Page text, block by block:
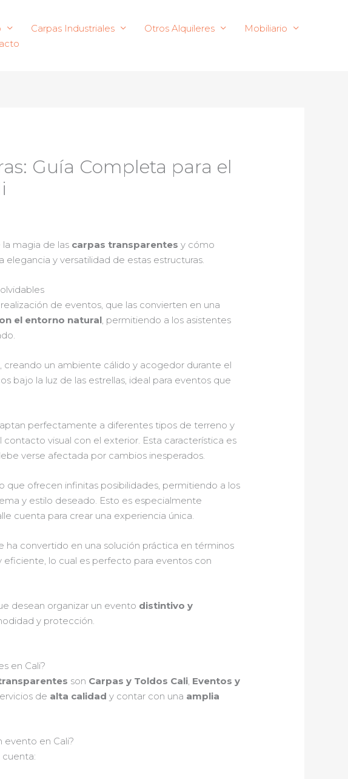
Carpas Industriales Otros Alquileres
Mobiliario
Guía Completa para el
la magia de las carpas transparentes y cómo
y versatilidad de estas estructuras.
realización de eventos, que las convierten en una
el entorno natural, permitiendo a los asistentes
, creando un ambiente cálido y acogedor durante el
bajo la luz de las estrellas, ideal para eventos que
perfectamente a diferentes tipos de terreno y
contacto visual con el exterior. Esta característica es
verse afectada por cambios inesperados.
que ofrecen infinitas posibilidades, permitiendo a los
y estilo deseado. Esto es especialmente
cuenta para crear una experiencia única.
ha convertido en una solución práctica en términos
eficiente, lo cual es perfecto para eventos con
desean organizar un evento distintivo y
y protección.
en Cali?
son Carpas y Toldos Cali, Eventos y
de alta calidad y contar con una amplia
evento en Cali?